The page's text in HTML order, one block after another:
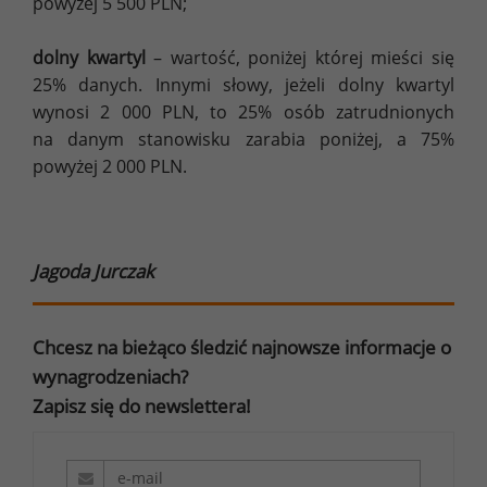
dolny kwartyl – wartość, poniżej której mieści się
25% danych. Innymi słowy, jeżeli dolny kwartyl
wynosi 2 000 PLN, to 25% osób zatrudnionych
na danym stanowisku zarabia poniżej, a 75%
powyżej 2 000 PLN.
Jagoda Jurczak
Chcesz na bieżąco śledzić najnowsze informacje o
wynagrodzeniach?
Zapisz się do newslettera!